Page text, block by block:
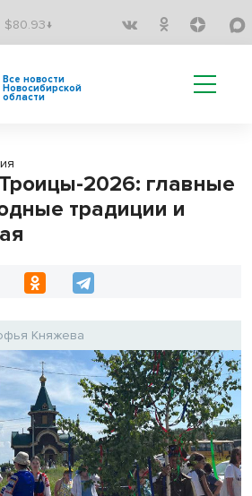
$80.93↓
Все новости
Новосибирской
области
2026: главные
традиции и
Княжева